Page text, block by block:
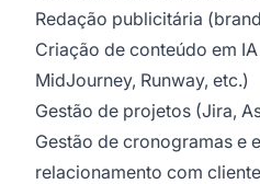
Redação publicitária
Criação de conteúdo em
MidJourney, Runway, etc.)
Gestão de projetos (Jira,
Gestão de cronogramas e
relacionamento com